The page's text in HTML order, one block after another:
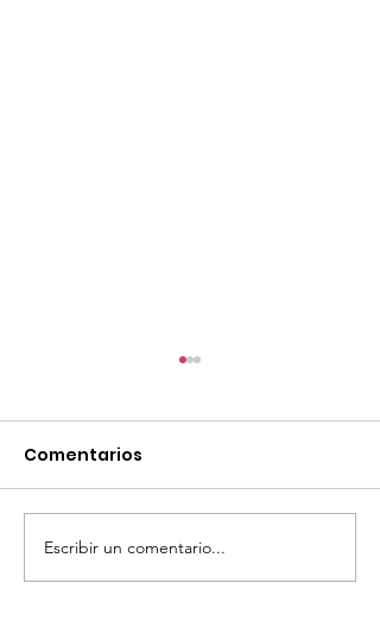
TourTravelynByFraveo
participó en la
Comentarios
Escribir un comentario...